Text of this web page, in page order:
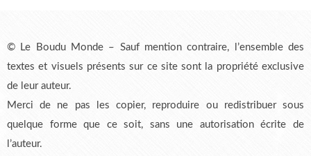
© Le Boudu Monde – Sauf mention contraire, l’ensemble des
textes et visuels présents sur ce site sont la propriété exclusive
de leur auteur.
Merci de ne pas les copier, reproduire ou redistribuer sous
quelque forme que ce soit, sans une autorisation écrite de
l’auteur.